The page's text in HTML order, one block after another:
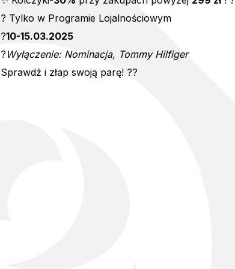
? Tylko w Programie Lojalnościowym
?10-15.03.2025
? Wyłączenie: Nominacja, Tommy Hilfiger
Sprawdź i złap swoją parę! ??